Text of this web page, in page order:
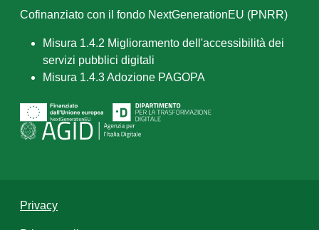
Cofinanziato con il fondo NextGenerationEU (PNRR)
Misura 1.4.2 Miglioramento dell'accessibilità dei
servizi pubblici digitali
Misura 1.4.3 Adozione PAGOPA
Privacy